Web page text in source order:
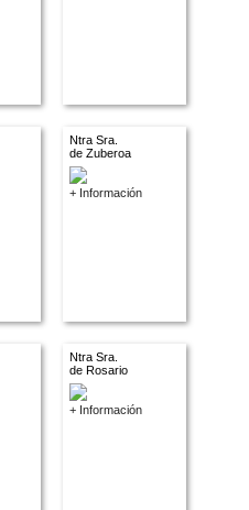
Ntra Sra.
de Zuberoa
+ Información
Ntra Sra.
de Rosario
+ Información